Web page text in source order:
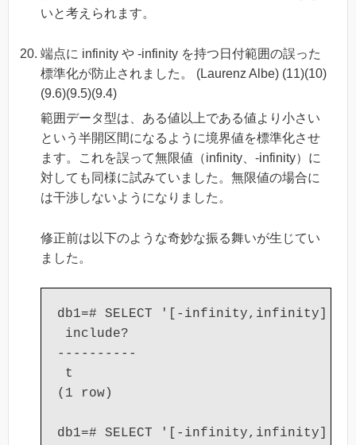
いと考えられます。
端点に infinity や -infinity を持つ日付範囲の誤った
標準化が防止されました。 (Laurenz Albe) (11)(10)
(9.6)(9.5)(9.4)
範囲データ型は、ある値以上である値より小さい
という半開区間になるように境界値を標準化させ
ます。これを誤って無限値（infinity、-infinity）に
対しても同様に試みていました。無限値の場合に
は干渉しないようになりました。
修正前は以下のような奇妙な振る舞いが生じてい
ました。
db1=# SELECT '[-
include?
----------
t
(1 row)
db1=# SELECT '[-